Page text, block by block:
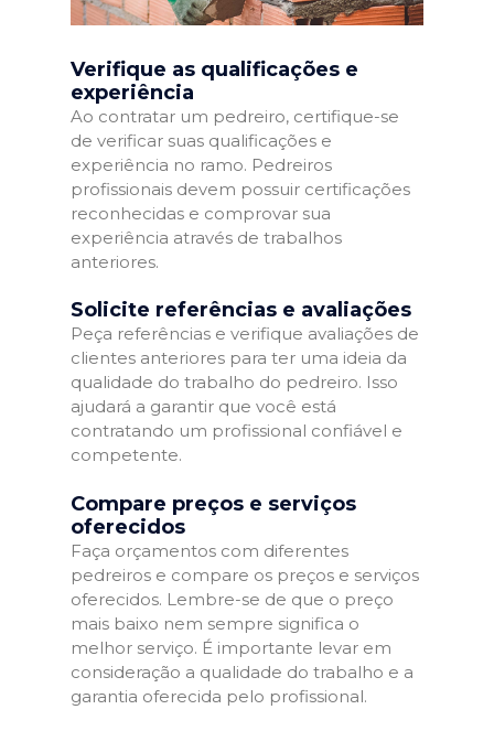
Verifique as qualificações e
experiência
Ao contratar um pedreiro, certifique-se
de verificar suas qualificações e
experiência no ramo. Pedreiros
profissionais devem possuir certificações
reconhecidas e comprovar sua
experiência através de trabalhos
anteriores.
Solicite referências e avaliações
Peça referências e verifique avaliações de
clientes anteriores para ter uma ideia da
qualidade do trabalho do pedreiro. Isso
ajudará a garantir que você está
contratando um profissional confiável e
competente.
Compare preços e serviços
oferecidos
Faça orçamentos com diferentes
pedreiros e compare os preços e serviços
oferecidos. Lembre-se de que o preço
mais baixo nem sempre significa o
melhor serviço. É importante levar em
consideração a qualidade do trabalho e a
garantia oferecida pelo profissional.